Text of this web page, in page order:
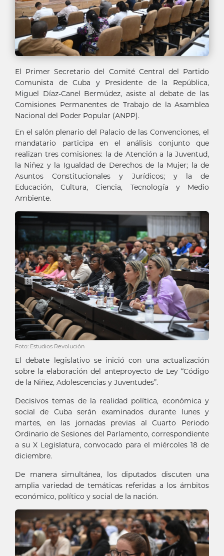
El Primer Secretario del Comité Central del Partido
Comunista de Cuba y Presidente de la República,
Miguel Díaz-Canel Bermúdez, asiste al debate de las
Comisiones Permanentes de Trabajo de la Asamblea
Nacional del Poder Popular (ANPP).
En el salón plenario del Palacio de las Convenciones, el
mandatario participa en el análisis conjunto que
realizan tres comisiones: la de Atención a la Juventud,
la Niñez y la Igualdad de Derechos de la Mujer; la de
Asuntos Constitucionales y Jurídicos; y la de
Educación, Cultura, Ciencia, Tecnología y Medio
Ambiente.
Foto: Estudios Revolución
El debate legislativo se inició con una actualización
sobre la elaboración del anteproyecto de Ley “Código
de la Niñez, Adolescencias y Juventudes”.
Decisivos temas de la realidad política, económica y
social de Cuba serán examinados durante lunes y
martes, en las jornadas previas al Cuarto Periodo
Ordinario de Sesiones del Parlamento, correspondiente
a su X Legislatura, convocado para el miércoles 18 de
diciembre.
De manera simultánea, los diputados discuten una
amplia variedad de temáticas referidas a los ámbitos
económico, político y social de la nación.